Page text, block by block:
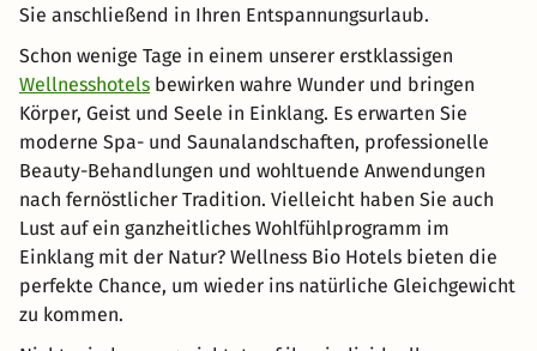
Sie anschließend in Ihren Entspannungsurlaub.
Schon wenige Tage in einem unserer erstklassigen
Wellnesshotels bewirken wahre Wunder und bringen
Körper, Geist und Seele in Einklang. Es erwarten Sie
moderne Spa- und Saunalandschaften, professionelle
Beauty-Behandlungen und wohltuende Anwendungen
nach fernöstlicher Tradition. Vielleicht haben Sie auch
Lust auf ein ganzheitliches Wohlfühlprogramm im
Einklang mit der Natur? Wellness Bio Hotels bieten die
perfekte Chance, um wieder ins natürliche Gleichgewicht
zu kommen.